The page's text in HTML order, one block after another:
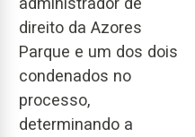
direito da Azores
Parque e um dos dois
condenados no
processo,
determinando a